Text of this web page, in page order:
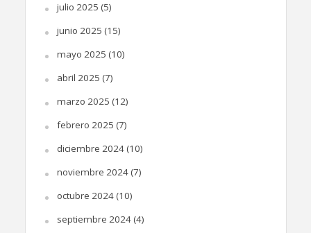
julio 2025 (5)
junio 2025 (15)
mayo 2025 (10)
abril 2025 (7)
marzo 2025 (12)
febrero 2025 (7)
diciembre 2024(10)
noviembre 2024(7)
octubre 2024(10)
septiembre 2024(4)